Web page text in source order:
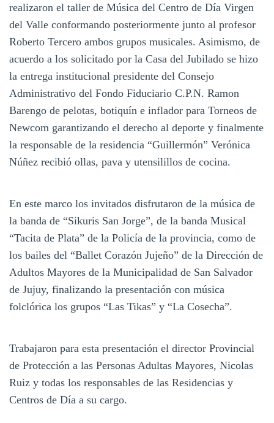
realizaron el taller de Música del Centro de Día Virgen
del Valle conformando posteriormente junto al profesor
Roberto Tercero ambos grupos musicales. Asimismo, de
acuerdo a los solicitado por la Casa del Jubilado se hizo
la entrega institucional presidente del Consejo
Administrativo del Fondo Fiduciario C.P.N. Ramon
Barengo de pelotas, botiquín e inflador para Torneos de
Newcom garantizando el derecho al deporte y finalmente
la responsable de la residencia “Guillermón” Verónica
Núñez recibió ollas, pava y utensilillos de cocina.
En este marco los invitados disfrutaron de la música de
la banda de “Sikuris San Jorge”, de la banda Musical
“Tacita de Plata” de la Policía de la provincia, como de
los bailes del “Ballet Corazón Jujeño” de la Dirección de
Adultos Mayores de la Municipalidad de San Salvador
de Jujuy, finalizando la presentación con música
folclórica los grupos “Las Tikas” y “La Cosecha”.
Trabajaron para esta presentación el director Provincial
de Protección a las Personas Adultas Mayores, Nicolas
Ruiz y todas los responsables de las Residencias y
Centros de Día a su cargo.